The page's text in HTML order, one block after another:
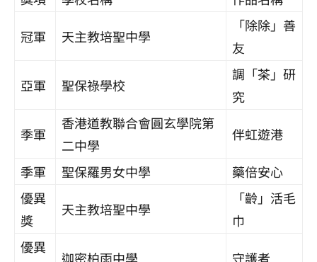
冠軍 天主教培聖中學
「除除」善
友
亞軍 聖保祿學校
調「茶」研
究
季軍
香港道教聯合會圓玄學院第
二中學
伴虹遊港
季軍 聖保羅男女中學
藥倍安心
優異
獎
天主教培聖中學
「齡」活毛
巾
優異
迦密柏雨中學 守護者